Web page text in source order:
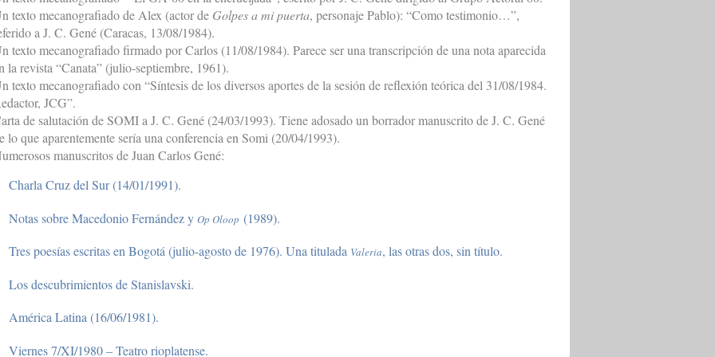
texto mecanografiado de Alex (actor de Golpes a mi puerta, personaje Pablo): “Como testimonio…”,
a J. C. Gené (Caracas, 13/08/1984).
texto mecanografiado firmado por Carlos (11/08/1984). Parece ser una transcripción de una nota aparecida
la revista “Canata” (julio-septiembre, 1961).
texto mecanografiado con “Síntesis de los diversos aportes de la sesión de reflexión teórica del 31/08/1984.
JCG”.
de salutación de SOMI a J. C. Gené (24/03/1993). Tiene adosado un borrador manuscrito de J. C. Gené
lo que aparentemente sería una conferencia en Somi (20/04/1993).
manuscritos de Juan Carlos Gené:
Charla Cruz del Sur (14/01/1991).
Notas sobre Macedonio Fernández y Op Oloop (1989).
Tres poesías escritas en Bogotá (julio-agosto de 1976). Una titulada Valeria, las otras dos, sin título.
Los descubrimientos de Stanislavski.
América Latina (16/06/1981).
Viernes 7/XI/1980 – Teatro rioplatense.